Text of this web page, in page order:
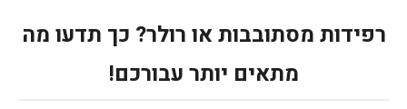
רפידות מסתובבות או רולר? כך תדעו מה
מתאים יותר עבורכם!